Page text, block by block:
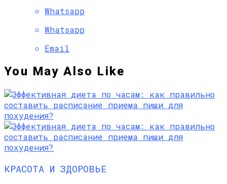
Whatsapp
Whatsapp
Email
You May Also Like
КРАСОТА И ЗДОРОВЬЕ